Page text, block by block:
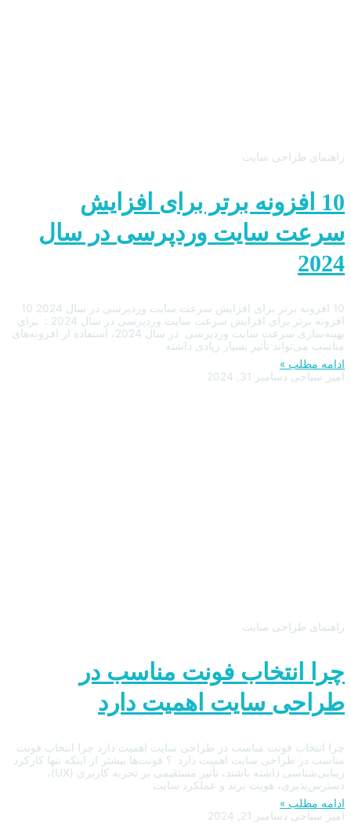
راهنمای طراحی سایت
10 افزونه برتر برای افزایش
سرعت سایت وردپرسی در سال
2024
10 افزونه برتر برای افزایش سرعت سایت وردپرسی در سال 2024 10
افزونه برتر برای افزایش سرعت سایت وردپرسی در سال 2024 : برای
بهینه‌سازی سرعت سایت وردپرسی در سال 2024، استفاده از افزونه‌های
مناسب می‌تواند تأثیر بسیار زیادی داشته
ادامه مطلب »
امیر سیاحی دسامبر 31, 2024
راهنمای طراحی سایت
چرا انتخاب فونت مناسب در
طراحی سایت اهمیت دارد
چرا انتخاب فونت مناسب در طراحی سایت اهمیت دارد چرا انتخاب فونت
مناسب در طراحی سایت اهمیت دارد ؟ فونت‌ها بیشتر از اینکه تنها کارکرد
زیبایی‌شناسی داشته باشند، تأثیر مستقیمی بر تجربه کاربری (UX)،
دسترس‌پذیری، هویت برند و عملکرد سایت
ادامه مطلب »
امیر سیاحی دسامبر 21, 2024